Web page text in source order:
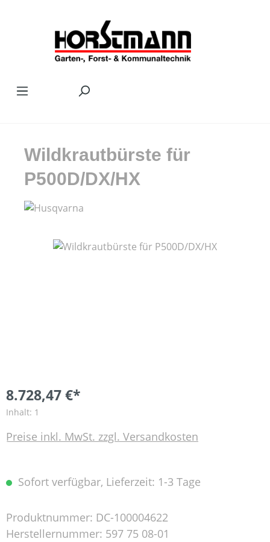
Wildkrautbürste für
P500D/DX/HX
Bildergalerie überspringen
8.728,47 €*
Inhalt: 1
Preise inkl. MwSt. zzgl. Versandkosten
Sofort verfügbar, Lieferzeit: 1-3 Tage
Produktnummer: DC-100004622
Herstellernummer: 597 75 08-01